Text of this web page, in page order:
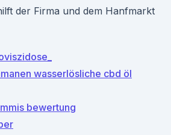
der Firma und dem Hanfmarkt
wasserlösliche cbd öl
bewertung